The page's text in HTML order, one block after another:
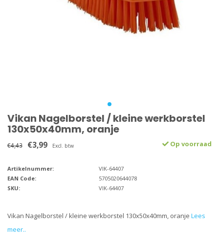
Vikan Nagelborstel / kleine werkborstel
130x50x40mm, oranje
€4,43 €3,99 Excl. btw Op voorraad
Artikelnummer:
VIK-64407
EAN Code:
5705020644078
SKU:
VIK-64407
Vikan Nagelborstel / kleine werkborstel 130x50x40mm, oranje Lees
meer..